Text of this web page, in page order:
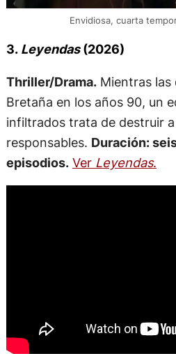
Envidiosa, cuarta
3.Leyendas(2026)
Thriller/Drama.Mientras las
Bretaña en los años 90, un
infiltrados trata de destruir
responsables. Duración:
episodios. Ver Leyendas.